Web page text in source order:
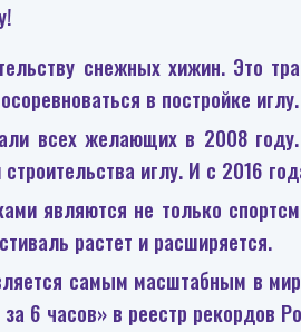
снежных хижин. Это
в постройке иглу.
всех желающих в 2008
иглу. И с 2016
являются не только
растет и расширяется.
самым масштабным в
6 часов» в реестр рекордов